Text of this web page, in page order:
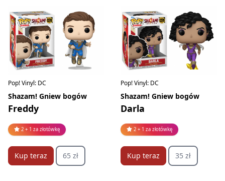
Pop! Vinyl: DC
Shazam! Gniew bogów
Freddy
2 + 1 za złotówkę
Kup teraz 65 zł
Pop! Vinyl: DC
Shazam! Gniew bogów
Darla
2 + 1 za złotówkę
Kup teraz 35 zł